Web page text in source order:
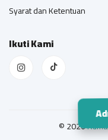
Syarat dan Ketentuan
Ikuti Kami
© 2026